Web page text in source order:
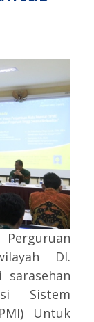
DI.
Sistem
Untuk